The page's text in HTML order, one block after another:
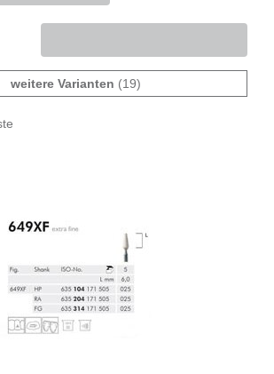
weitere Varianten (19)